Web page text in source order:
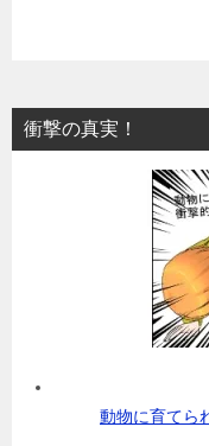
衝撃の真実！
動物に育てら